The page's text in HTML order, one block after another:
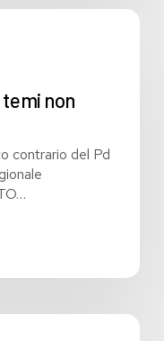
non
contrario del Pd